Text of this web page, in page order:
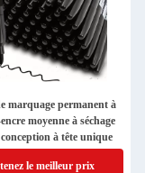
marquage permanent à
moyenne à séchage
à tête unique
le meilleur prix